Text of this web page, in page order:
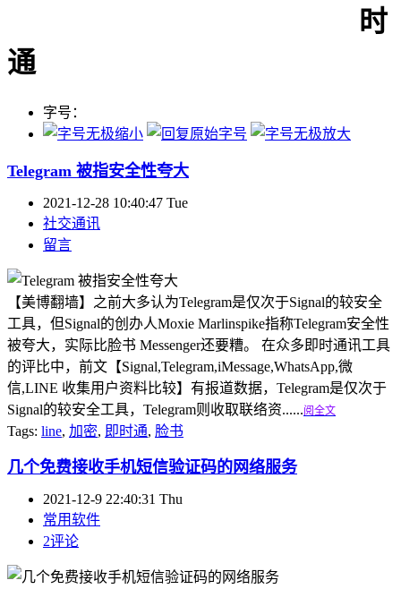
时
通
字号：
Telegram 被指安全性夸大
2021-12-28 10:40:47 Tue
社交通讯
留言
【美博翻墙】之前大多认为Telegram是仅次于Signal的较安全
工具，但Signal的创办人Moxie Marlinspike指称Telegram安全性
被夸大，实际比脸书 Messenger还要糟。 在众多即时通讯工具
的评比中，前文【Signal,Telegram,iMessage,WhatsApp,微
信,LINE 收集用户资料比较】有报道数据，Telegram是仅次于
Signal的较安全工具，Telegram则收取联络资......阅全文
Tags: line, 加密, 即时通, 脸书
几个免费接收手机短信验证码的网络服务
2021-12-9 22:40:31 Thu
常用软件
2评论